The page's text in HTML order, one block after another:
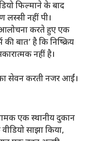
फिल्माने के बाद
लस्सी नहीं पी।
आलोचना करते हुए एक
बात’ है कि निष्क्रिय
नहीं है।
का सेवन करती नजर आईं।
एक स्थानीय दुकान
साझा किया,